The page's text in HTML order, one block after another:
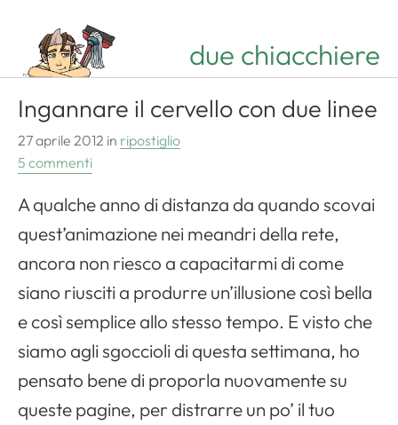
due chiacchiere
Ingannare il cervello con due linee
27 aprile 2012 in ripostiglio
5 commenti
A qualche anno di distanza da quando scovai
quest’animazione nei meandri della rete,
ancora non riesco a capacitarmi di come
siano riusciti a produrre un’illusione così bella
e così semplice allo stesso tempo. E visto che
siamo agli sgoccioli di questa settimana, ho
pensato bene di proporla nuovamente su
queste pagine, per distrarre un po’ il tuo